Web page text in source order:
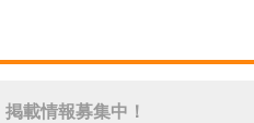
掲載情報募集中！